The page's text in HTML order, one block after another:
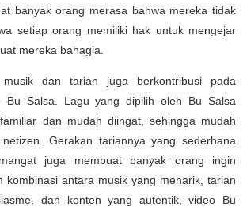
banyak orang merasa bahwa mereka tidak
setiap orang memiliki hak untuk mengejar
mereka bahagia.
dan tarian juga berkontribusi pada
Bu Salsa. Lagu yang dipilih oleh Bu Salsa
dan mudah diingat, sehingga mudah
Gerakan tariannya yang sederhana
juga membuat banyak orang ingin
kombinasi antara musik yang menarik, tarian
dan konten yang autentik, video Bu